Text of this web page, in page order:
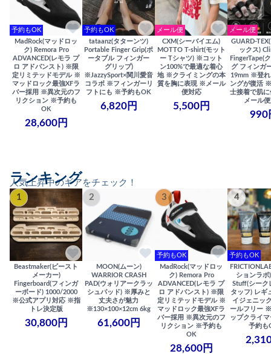
予約もOK
MadRock(マッドロッ
ク) Remora Pro
ADVANCED(レモラ プ
ロ アドバンスト) ※限
定リミテッドモデル ※
マッドロック最強XFラ
バー採用 ※異次元のフ
リクション ※予約も
OK
28,600円
予約もOK
tataanz(タターンツ)
Portable Finger Grip(ポ
ータブル フィンガー
グリップ)
※JazzySport×関川愛音
コラボ ※フィンガーリ
フトにも ※予約もOK
6,820円
メール便
CXM(シーバイエム)
MOTTO T-shirt(モット
ー Tシャツ) ※コット
ン100%で最適な着心
地 ※クライミングの本
質を胸に表現 ※メール
便対応
5,500円
メール便
GUARD-
ックス)
FingerTape(
グ フィンガ
19mm ※登れ
ングが復活
士接着で肌
メール
990
人気上昇中のギアをチェック！
ランキング
1
Beastmaker(ビースト
メーカー)
Fingerboard(フィンガ
ーボード) 1000/2000
※公式アプリ対応 ※指
トレ決定版
30,800円
2
MOON(ムーン)
WARRIOR CRASH
PAD(ウォリアークラッ
シュパッド) ※厚みと
丈夫さが魅力
※130×100×12cm 6kg
61,600円
3
予約もOK
MadRock(マッドロッ
ク) Remora Pro
ADVANCED(レモラ プ
ロ アドバンスト) ※限
定リミテッドモデル ※
マッドロック最強XFラ
バー採用 ※異次元のフ
リクション ※予約も
OK
28,600円
4
予約もOK
ションラボ
Stuff(シーク
タッフ) レギ
イジェニッ
ールフリー
ップクライ
予約も